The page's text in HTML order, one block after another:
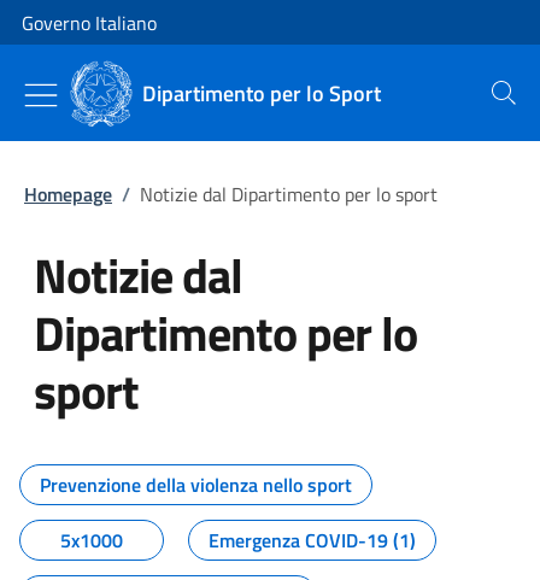
Vai al contenuto
Vai alla navigazione del sito
Governo Italiano
Dipartimento per lo Sport Cerca
Homepage / Notizie dal Dipartimento per lo sport
Notizie dal
Dipartimento per lo
sport
Tutti i contenuti della pagina
Prevenzione della violenza nello sport
5x1000
Emergenza COVID-19 (1)